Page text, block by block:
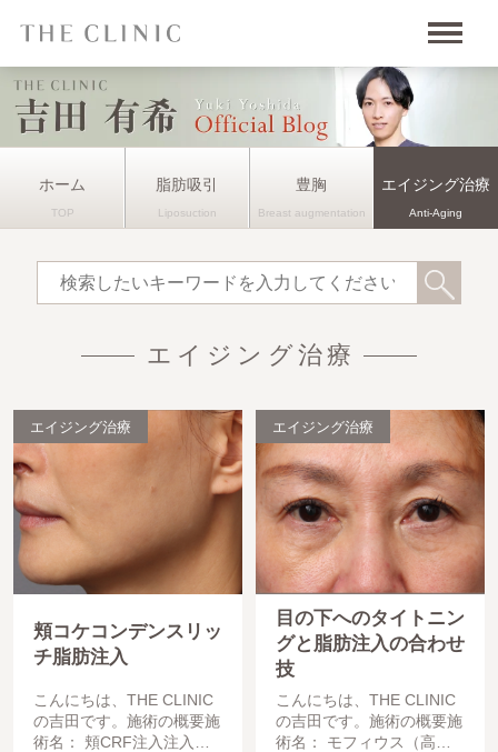
ホーム 脂肪吸引 豊胸 エイジング治療
エイジング治療
エイジング治療
頬コケコンデンスリッ
チ脂肪注入
こんにちは、THE CLINIC
の吉田です。施術の概要施
術名： 頬CRF注入注入部
エイジング治療
目の下へのタイトニン
グと脂肪注入の合わせ
技
こんにちは、THE CLINIC
の吉田です。施術の概要施
術名： モフィウス（高周